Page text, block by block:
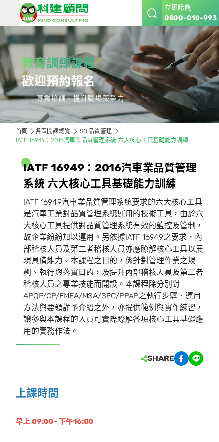
立即諮詢
0800-010-993
教育訓練課程
歡迎預約報名
專業培訓、提升職場競爭力
首頁 各區開課總覽
ISO 品質管理
IATF 16949：2016汽車業品質管理系統 六大核心工具基礎能力訓練
IATF 16949 ： 2016汽車業品質管理
系統 六大核心工具基礎能力訓 練
IATF 16949汽車業品質管理系統要求的六大核心工具
是汽車工業對品質管理系統運用的技術工具，由於六
大核心工具提供對品質管理系統有效的監控及管制，
故企業紛紛加以運用。另依據IATF 16949之要求，內
部稽核人員及第二者稽核人員亦應瞭解核心工具以展
現具備能力。本課程之目的，係針對管理作業之規
劃、執行與落實目的，及提升內部稽核人員及第二者
稽核人員之專業技能而開設。本課程除分別對
APQP/CP/FMEA/MSA/SPC/PPAP之執行步驟、運用
方法與要領詳予介紹之外，亦提供範例與實作練習，
讓參與本課程的人員可實際瞭解各項核心工具基礎應
用的實務作法。
SHARE
上課時間
早上 09:00~ 下午16:00